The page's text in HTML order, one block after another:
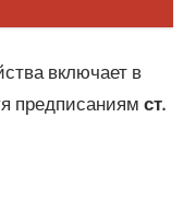
включает в
предписаниямст.